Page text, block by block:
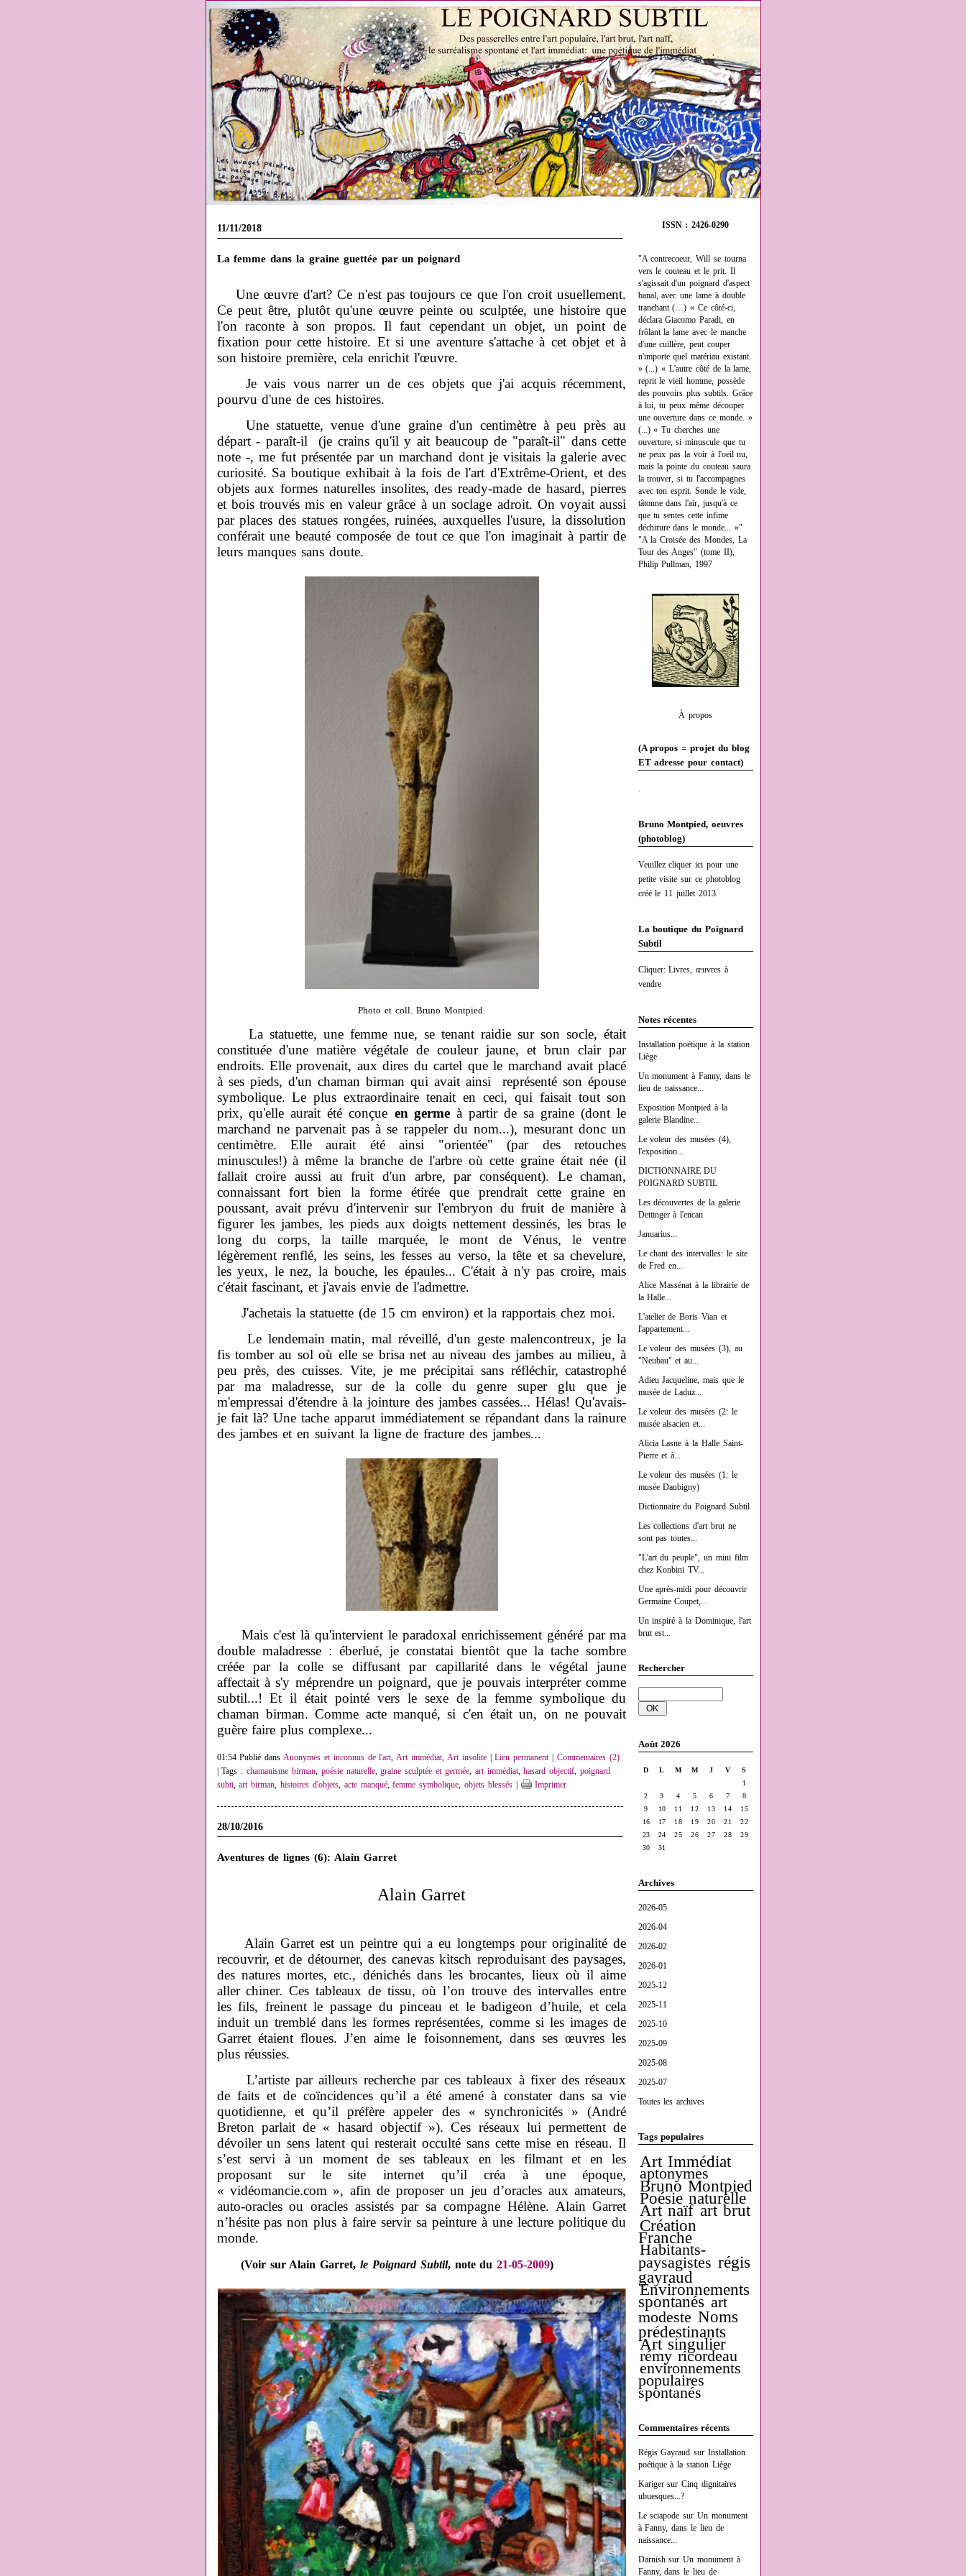
ISSN : 2426-0290
"A contrecoeur, Will se tourna
vers le couteau et le prit. Il
s'agissait d'un poignard d'aspect
banal, avec une lame à double
tranchant (…) « Ce côté-ci,
déclara Giacomo Paradi, en
frôlant la lame avec le manche
d'une cuillère, peut couper
n'importe quel matériau existant.
» (...) « L'autre côté de la lame,
reprit le vieil homme, possède
des pouvoirs plus subtils. Grâce
à lui, tu peux même découper
une ouverture dans ce monde. »
(...) « Tu cherches une
ouverture, si minuscule que tu
ne peux pas la voir à l'oeil nu,
mais la pointe du couteau saura
la trouver, si tu l'accompagnes
avec ton esprit. Sonde le vide,
tâtonne dans l'air, jusqu'à ce
que tu sentes cette infime
déchirure dans le monde... »"
"A la Croisée des Mondes, La
Tour des Anges" (tome II),
Philip Pullman, 1997
À propos
(A propos = projet du blog
ET adresse pour contact)
.
Bruno Montpied, oeuvres
(photoblog)
Veuillez cliquer ici pour une
petite visite sur ce photoblog
créé le 11 juillet 2013.
La boutique du Poignard
Subtil
Cliquer: Livres, œuvres à
vendre
Notes récentes
Installation poétique à la station
Liège
Un monument à Fanny, dans le
lieu de naissance...
Exposition Montpied à la
galerie Blandine...
Le voleur des musées (4),
l'exposition...
DICTIONNAIRE DU
POIGNARD SUBTIL
Les découvertes de la galerie
Dettinger à l'encan
Januarius...
Le chant des intervalles: le site
de Fred en...
Alice Massénat à la librairie de
la Halle...
L'atelier de Boris Vian et
l'appartement...
Le voleur des musées (3), au
"Neubau" et au...
Adieu Jacqueline, mais que le
musée de Laduz...
Le voleur des musées (2: le
musée alsacien et...
Alicia Lasne à la Halle Saint-
Pierre et à...
Le voleur des musées (1: le
musée Daubigny)
Dictionnaire du Poignard Subtil
Les collections d'art brut ne
sont pas toutes...
"L'art du peuple", un mini film
chez Konbini TV...
Une après-midi pour découvrir
Germaine Coupet,...
Un inspiré à la Dominique, l'art
brut est...
Rechercher
Août 2026
D L M M J V
S
1
2
3 4 5 6 7
8
9
10 11 12 13 14
15
16
17 18 19 20 21
22
23
24 25 26 27 28
29
30
31
Archives
2026-05
2026-04
2026-02
2026-01
2025-12
2025-11
2025-10
2025-09
2025-08
2025-07
Toutes les archives
Tags populaires
Art Immédiat
aptonymes
Bruno Montpied
Poésie naturelle
Art naïf art brut
Création
Franche
Habitants-
paysagistes régis
gayraud
Environnements
spontanés art
modeste Noms
prédestinants
Art singulier
rémy ricordeau
environnements
populaires
spontanés
Commentaires récents
Régis Gayraud surInstallation
poétique à la station Liège
KarigersurCinq dignitaires
ubuesques...?
Le sciapode surUn monument
à Fanny, dans le lieu de
naissance...
DarnishsurUn monument à
Fanny, dans le lieu de
11/11/2018
La femme dans la graine guettée par un poignard
Une œuvre d'art? Ce n'est pas toujours ce que l'on croit usuellement.
Ce peut être, plutôt qu'une œuvre peinte ou sculptée, une histoire que
l'on raconte à son propos. Il faut cependant un objet, un point de
fixation pour cette histoire. Et si une aventure s'attache à cet objet et à
son histoire première, cela enrichit l'œuvre.
Je vais vous narrer un de ces objets que j'ai acquis récemment,
pourvu d'une de ces histoires.
Une statuette, venue d'une graine d'un centimètre à peu près au
départ - paraît-il (je crains qu'il y ait beaucoup de "paraît-il" dans cette
note -, me fut présentée par un marchand dont je visitais la galerie avec
curiosité. Sa boutique exhibait à la fois de l'art d'Extrême-Orient, et des
objets aux formes naturelles insolites, des ready-made de hasard, pierres
et bois trouvés mis en valeur grâce à un soclage adroit. On voyait aussi
par places des statues rongées, ruinées, auxquelles l'usure, la dissolution
conférait une beauté composée de tout ce que l'on imaginait à partir de
leurs manques sans doute.
Photo et coll. Bruno Montpied.
La statuette, une femme nue, se tenant raidie sur son socle, était
constituée d'une matière végétale de couleur jaune, et brun clair par
endroits. Elle provenait, aux dires du cartel que le marchand avait placé
à ses pieds, d'un chaman birman qui avait ainsi représenté son épouse
symbolique. Le plus extraordinaire tenait en ceci, qui faisait tout son
prix, qu'elle aurait été conçue en germe à partir de sa graine (dont le
marchand ne parvenait pas à se rappeler du nom...), mesurant donc un
centimètre. Elle aurait été ainsi "orientée" (par des retouches
minuscules!) à même la branche de l'arbre où cette graine était née (il
fallait croire aussi au fruit d'un arbre, par conséquent). Le chaman,
connaissant fort bien la forme étirée que prendrait cette graine en
poussant, avait prévu d'intervenir sur l'embryon du fruit de manière à
figurer les jambes, les pieds aux doigts nettement dessinés, les bras le
long du corps, la taille marquée, le mont de Vénus, le ventre
légèrement renflé, les seins, les fesses au verso, la tête et sa chevelure,
les yeux, le nez, la bouche, les épaules... C'était à n'y pas croire, mais
c'était fascinant, et j'avais envie de l'admettre.
J'achetais la statuette (de 15 cm environ) et la rapportais chez moi.
Le lendemain matin, mal réveillé, d'un geste malencontreux, je la
fis tomber au sol où elle se brisa net au niveau des jambes au milieu, à
peu près, des cuisses. Vite, je me précipitai sans réfléchir, catastrophé
par ma maladresse, sur de la colle du genre super glu que je
m'empressai d'étendre à la jointure des jambes cassées... Hélas! Qu'avais-
je fait là? Une tache apparut immédiatement se répandant dans la rainure
des jambes et en suivant la ligne de fracture des jambes...
Mais c'est là qu'intervient le paradoxal enrichissement généré par ma
double maladresse : éberlué, je constatai bientôt que la tache sombre
créée par la colle se diffusant par capillarité dans le végétal jaune
affectait à s'y méprendre un poignard, que je pouvais interpréter comme
subtil...! Et il était pointé vers le sexe de la femme symbolique du
chaman birman. Comme acte manqué, si c'en était un, on ne pouvait
guère faire plus complexe...
01:54 Publié dansAnonymes et inconnus de l'art,Art immédiat, Art insolite|Lien permanent| Commentaires (2)
| Tags :chamanisme birman, poésie naturelle,graine sculptée et germée, art immédiat,hasard objectif,poignard
subti,art birman,histoires d'objets, acte manqué,femme symbolique,objets blessés| Imprimer
28/10/2016
Aventures de lignes (6): Alain Garret
Alain Garret
Alain Garret est un peintre qui a eu longtemps pour originalité de
recouvrir, et de détourner, des canevas kitsch reproduisant des paysages,
des natures mortes, etc., dénichés dans les brocantes, lieux où il aime
aller chiner. Ces tableaux de tissu, où l’on trouve des intervalles entre
les fils, freinent le passage du pinceau et le badigeon d’huile, et cela
induit un tremblé dans les formes représentées, comme si les images de
Garret étaient floues. J’en aime le foisonnement, dans ses œuvres les
plus réussies.
L’artiste par ailleurs recherche par ces tableaux à fixer des réseaux
de faits et de coïncidences qu’il a été amené à constater dans sa vie
quotidienne, et qu’il préfère appeler des « synchronicités » (André
Breton parlait de « hasard objectif »). Ces réseaux lui permettent de
dévoiler un sens latent qui resterait occulté sans cette mise en réseau. Il
s’est servi à un moment de ses tableaux en les filmant et en les
proposant sur le site internet qu’il créa à une époque,
« vidéomancie.com », afin de proposer un jeu d’oracles aux amateurs,
auto-oracles ou oracles assistés par sa compagne Hélène. Alain Garret
n’hésite pas non plus à faire servir sa peinture à une lecture politique du
monde.
(Voir sur Alain Garret,le Poignard Subtil, note du21-05-2009)